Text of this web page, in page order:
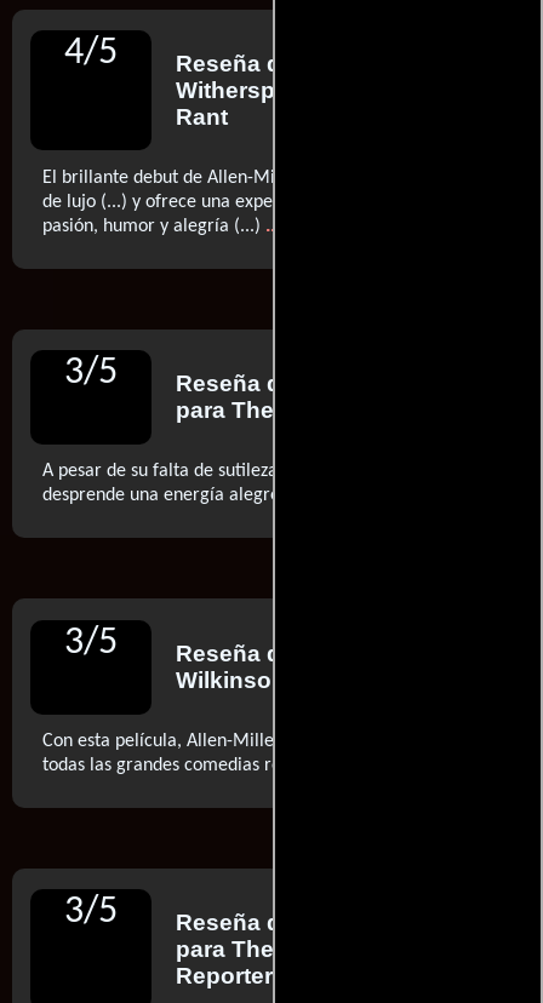
4/5 Reseña de
Witherspoon
Rant
El brillante debut de Allen-Miller cuenta con un reparto
de lujo (...) y ofrece una experiencia fascinante llena de
pasión, humor y alegría (...) ..ver más
3/5 Reseña de
para The Guardian
A pesar de su falta de sutileza e ironía, la película
desprende una energía alegre y positiva (...)
3/5 Reseña de
Wilkinson
Con esta película, Allen-Miller logra el Santo Grial de
todas las grandes comedias románticas
3/5 Reseña de
para The Hollywood
Reporter